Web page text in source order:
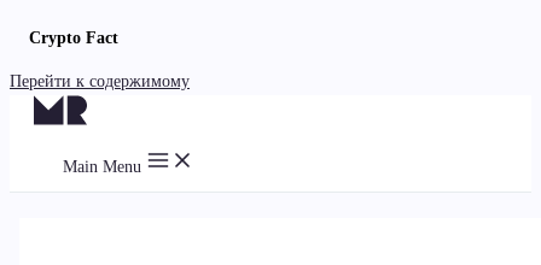
Crypto Fact
Перейти к содержимому
Main Menu